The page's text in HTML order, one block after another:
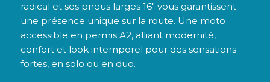
radical et ses pneus larges 16″ vous garantissent
une présence unique sur la route. Une moto
accessible en permis A2, alliant modernité,
confort et look intemporel pour des sensations
fortes, en solo ou en duo.